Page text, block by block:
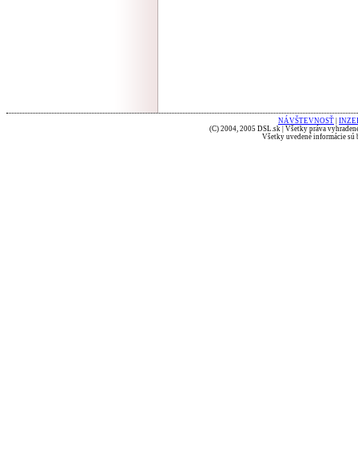
NÁVŠTEVNOSŤ
(C) 2004, 2005 DSL.sk | Všetky práva
Všetky uvedené informácie sú